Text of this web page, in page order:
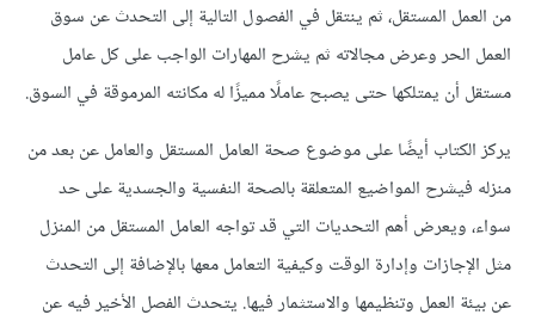
من العمل المستقل، ثم ينتقل في الفصول التالية إلى التحدث عن سوق
العمل الحر وعرض مجالاته ثم يشرح المهارات الواجب على كل عامل
مستقل أن يمتلكها حتى يصبح عاملًا مميزًا له مكانته المرموقة في السوق.
يركز الكتاب أيضًا على موضوع صحة العامل المستقل والعامل عن بعد من
منزله فيشرح المواضيع المتعلقة بالصحة النفسية والجسدية على حد
سواء، ويعرض أهم التحديات التي قد تواجه العامل المستقل من المنزل
مثل الإجازات وإدارة الوقت وكيفية التعامل معها بالإضافة إلى التحدث
عن بيئة العمل وتنظيمها والاستثمار فيها. يتحدث الفصل الأخير فيه عن